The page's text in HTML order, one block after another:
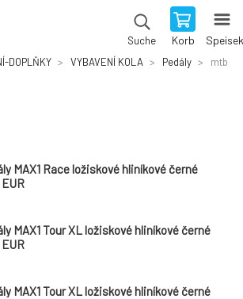
Suche Korb
DOPLŇKY VYBAVENÍ KOLA Pedály mtb
MAX1 Race ložiskové hliníkové černé
MAX1 Tour XL ložiskové hliníkové černé
MAX1 Tour XL ložiskové hliníkové černé